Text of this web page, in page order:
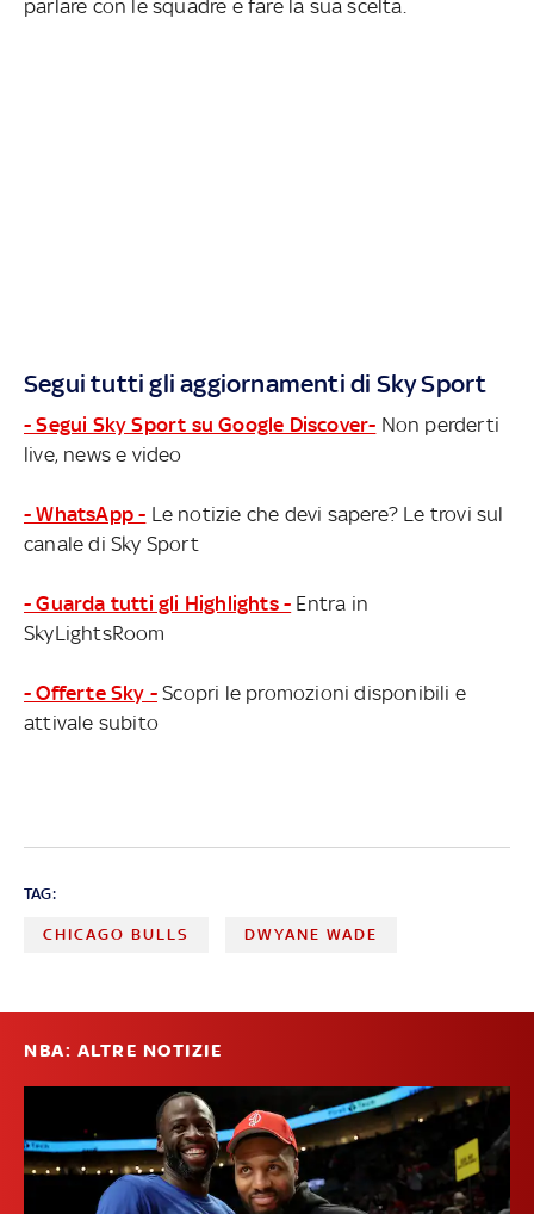
parlare con le squadre e fare la sua scelta.
Segui tutti gli aggiornamenti di Sky Sport
- Segui Sky Sport su Google Discover- Non perderti
live, news e video
- WhatsApp - Le notizie che devi sapere? Le trovi sul
canale di Sky Sport
- Guarda tutti gli Highlights - Entra in
SkyLightsRoom
- Offerte Sky - Scopri le promozioni disponibili e
attivale subito
TAG:
CHICAGO BULLS DWYANE WADE
NBA: ALTRE NOTIZIE